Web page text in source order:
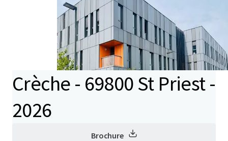
Crèche - 69800 St Priest -
2026
Brochure